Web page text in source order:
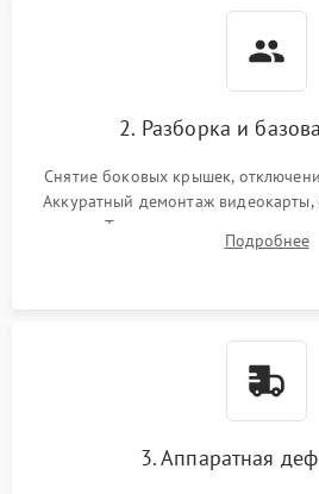
2. Разборка и
Снятие боковых крышек,
Аккуратный демонтаж
кулеров. Тщательная очистка
с помощью сжатого воздуха
Подробнее
3. Аппаратная